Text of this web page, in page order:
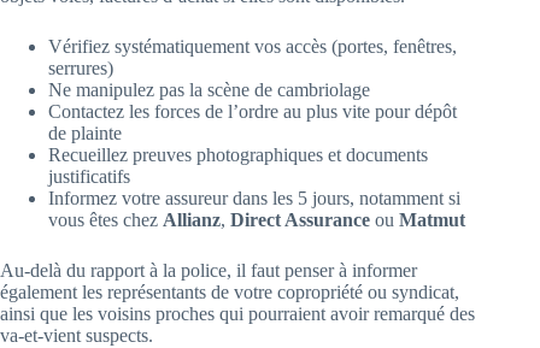
Vérifiez systématiquement vos accès (portes, fenêtres,
serrures)
Ne manipulez pas la scène de cambriolage
Contactez les forces de l’ordre au plus vite pour dépôt
de plainte
Recueillez preuves photographiques et documents
justificatifs
Informez votre assureur dans les 5 jours, notamment si
vous êtes chez Allianz, Direct Assurance ou Matmut
Au-delà du rapport à la police, il faut penser à informer
également les représentants de votre copropriété ou syndicat,
ainsi que les voisins proches qui pourraient avoir remarqué des
va-et-vient suspects.